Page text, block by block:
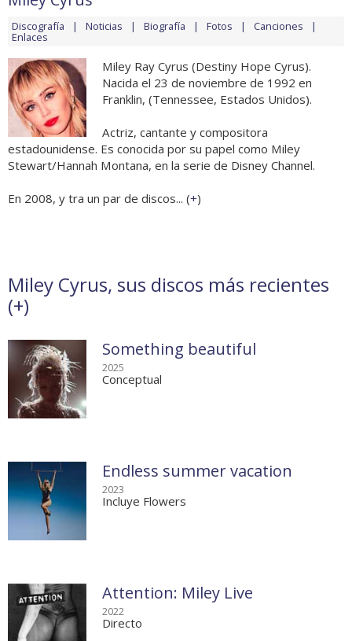
Discografía Noticias Biografía Fotos Canciones
Enlaces
Miley Ray Cyrus (Destiny Hope Cyrus).
Nacida el 23 de noviembre de 1992 en
Franklin, (Tennessee, Estados Unidos).
Actriz, cantante y compositora
estadounidense. Es conocida por su papel como Miley
Stewart/Hannah Montana, en la serie de Disney Channel.
En 2008, y tra un par de discos... (+)
Miley Cyrus, sus discos más recientes
(+)
Something beautiful
2025
Conceptual
Endless summer vacation
2023
Incluye Flowers
Attention: Miley Live
2022
Directo